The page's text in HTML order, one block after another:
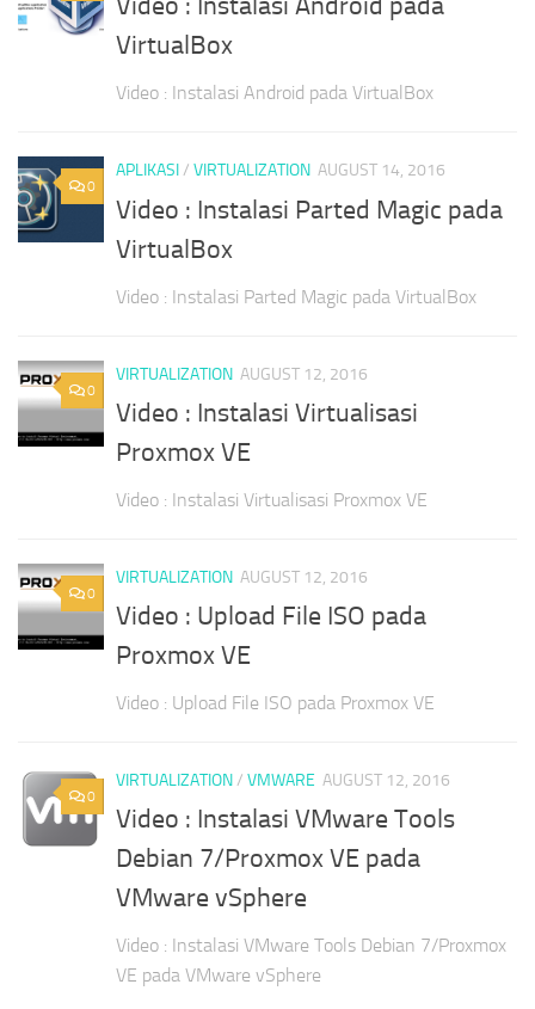
Video : Instalasi Android pada
VirtualBox
Video : Instalasi Android pada VirtualBox
0
APLIKASI/ VIRTUALIZATION AUGUST 14, 2016
Video : Instalasi Parted Magic pada
VirtualBox
Video : Instalasi Parted Magic pada VirtualBox
0
VIRTUALIZATION AUGUST 12, 2016
Video : Instalasi Virtualisasi
Proxmox VE
Video : Instalasi Virtualisasi Proxmox VE
0
VIRTUALIZATION AUGUST 12, 2016
Video : Upload File ISO pada
Proxmox VE
Video : Upload File ISO pada Proxmox VE
0
VIRTUALIZATION/ VMWARE AUGUST 12, 2016
Video : Instalasi VMware Tools
Debian 7/Proxmox VE pada
VMware vSphere
Video : Instalasi VMware Tools Debian 7/Proxmox
VE pada VMware vSphere